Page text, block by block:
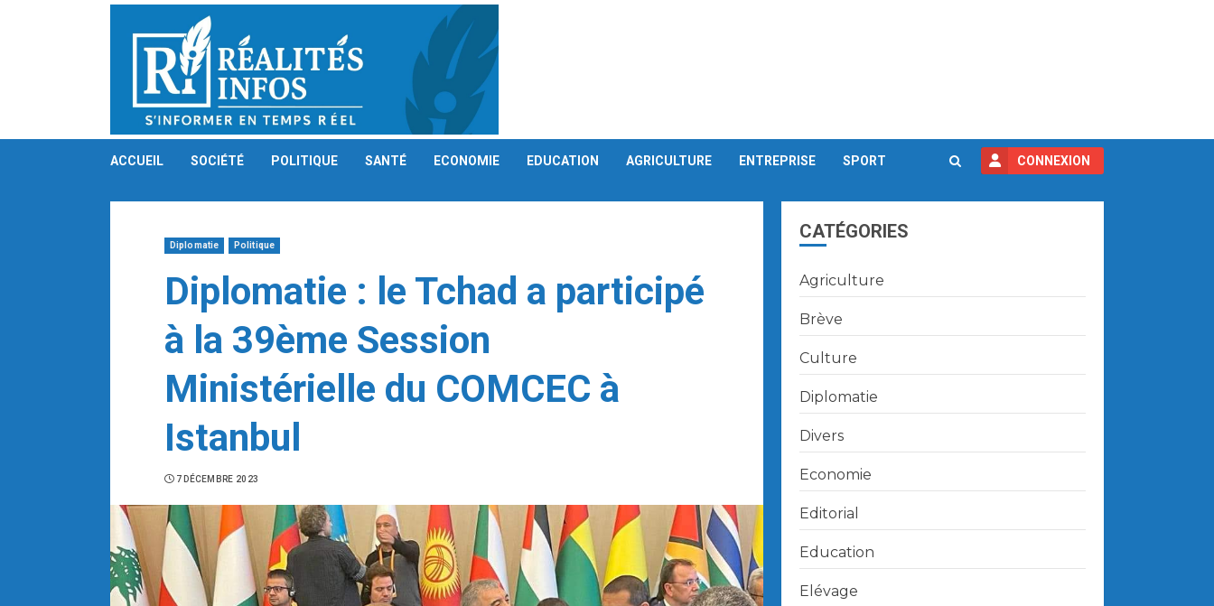
ACCUEIL SOCIÉTÉ POLITIQUE SANTÉ ECONOMIE EDUCATION AGRICULTURE ENTREPRISE SPORT CONNEXION
Diplomatie Politique
Diplomatie : le Tchad a participé
à la 39ème Session
Ministérielle du COMCEC à
Istanbul
7 DÉCEMBRE 2023
CATÉGORIES
Agriculture
Brève
Culture
Diplomatie
Divers
Economie
Editorial
Education
Elévage